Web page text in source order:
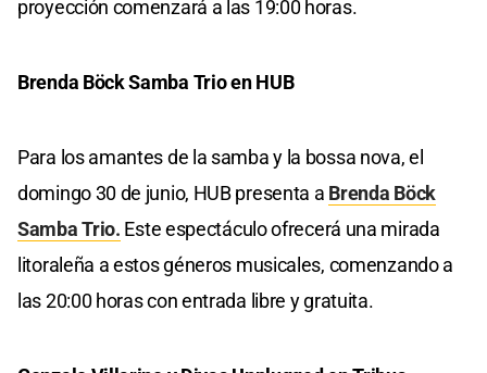
proyección comenzará a las 19:00 horas.
Brenda Böck Samba Trio en HUB
Para los amantes de la samba y la bossa nova, el
domingo 30 de junio, HUB presenta a Brenda Böck
Samba Trio. Este espectáculo ofrecerá una mirada
litoraleña a estos géneros musicales, comenzando a
las 20:00 horas con entrada libre y gratuita.